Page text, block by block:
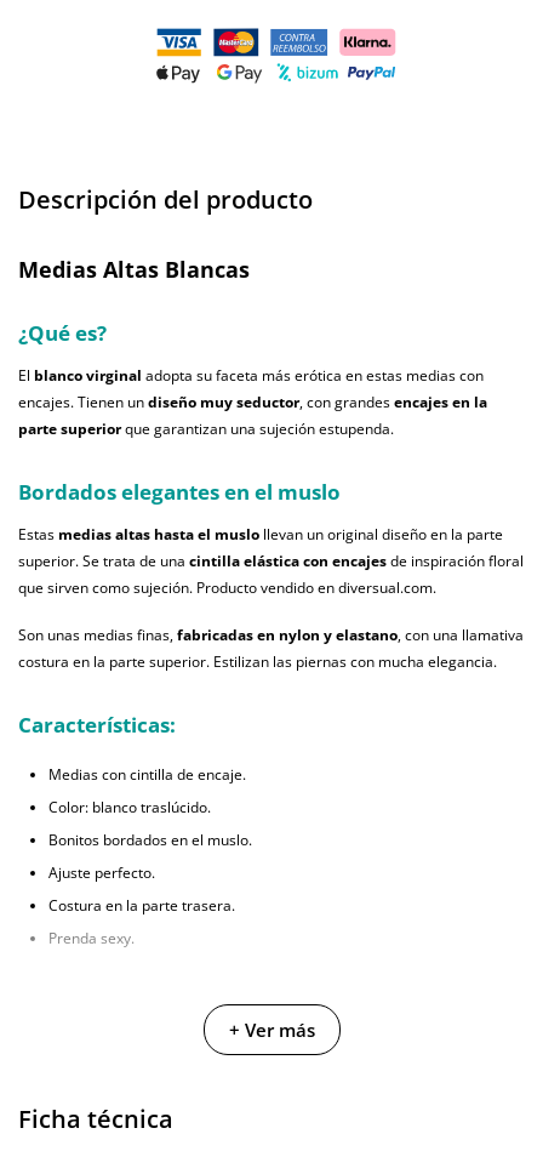
Descripción del producto
Medias Altas Blancas
¿Qué es?
El blanco virginal adopta su faceta más erótica en estas medias con
encajes. Tienen undiseño muy seductor, con grandesencajes en la
parte superiorque garantizan una sujeción estupenda.
Bordados elegantes en el muslo
Estas medias altas hasta el muslo llevan un original diseño en la parte
superior. Se trata de una cintilla elástica con encajesde inspiración floral
que sirven como sujeción. Producto vendido en diversual.com.
Son unas medias finas,fabricadas en nylon y elastano, con una llamativa
costura en la parte superior. Estilizan las piernas con mucha elegancia.
Características:
Medias con cintilla de encaje.
Color: blanco traslúcido.
Bonitos bordados en el muslo.
Ajuste perfecto.
Costura en la parte trasera.
Prenda sexy.
+ Ver más
Ficha técnica